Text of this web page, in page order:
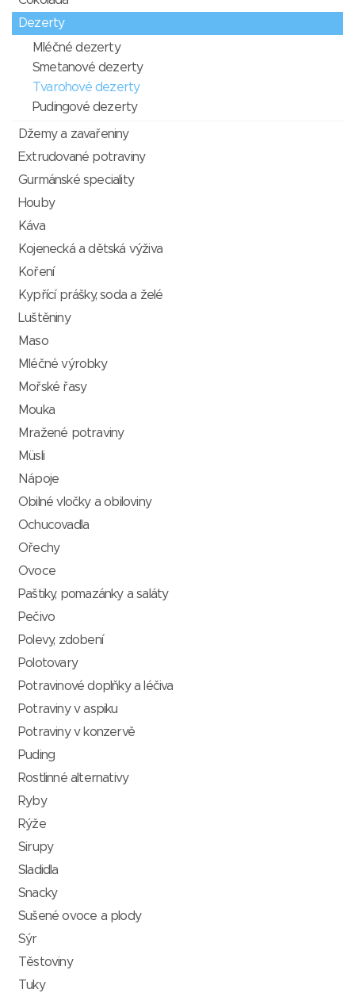
Dezerty
Mléčné dezerty
Smetanové dezerty
Tvarohové dezerty
Pudingové dezerty
Džemy a zavařeniny
Extrudované potraviny
Gurmánské speciality
Houby
Káva
Kojenecká a dětská výživa
Koření
Kypřící prášky, soda a želé
Luštěniny
Maso
Mléčné výrobky
Mořské řasy
Mouka
Mražené potraviny
Müsli
Nápoje
Obilné vločky a obiloviny
Ochucovadla
Ořechy
Ovoce
Paštiky, pomazánky a saláty
Pečivo
Polevy, zdobení
Polotovary
Potravinové doplňky a léčiva
Potraviny v aspiku
Potraviny v konzervě
Puding
Rostlinné alternativy
Ryby
Rýže
Sirupy
Sladidla
Snacky
Sušené ovoce a plody
Sýr
Těstoviny
Tuky